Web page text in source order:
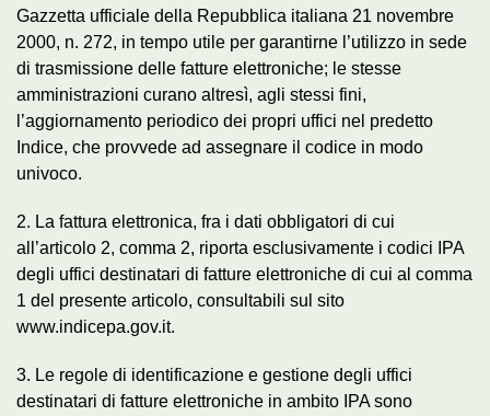
Gazzetta ufficiale della Repubblica italiana 21 novembre
2000, n. 272, in tempo utile per garantirne l’utilizzo in sede
di trasmissione delle fatture elettroniche; le stesse
amministrazioni curano altresì, agli stessi fini,
l’aggiornamento periodico dei propri uffici nel predetto
Indice, che provvede ad assegnare il codice in modo
univoco.
2. La fattura elettronica, fra i dati obbligatori di cui
all’articolo 2, comma 2, riporta esclusivamente i codici IPA
degli uffici destinatari di fatture elettroniche di cui al comma
1 del presente articolo, consultabili sul sito
www.indicepa.gov.it.
3. Le regole di identificazione e gestione degli uffici
destinatari di fatture elettroniche in ambito IPA sono